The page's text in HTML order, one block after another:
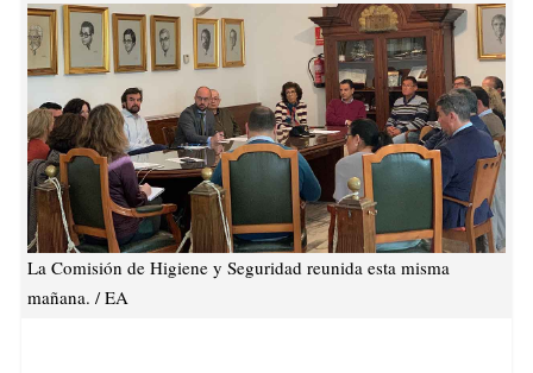
La Comisión de Higiene y Seguridad reunida esta misma
mañana. / EA